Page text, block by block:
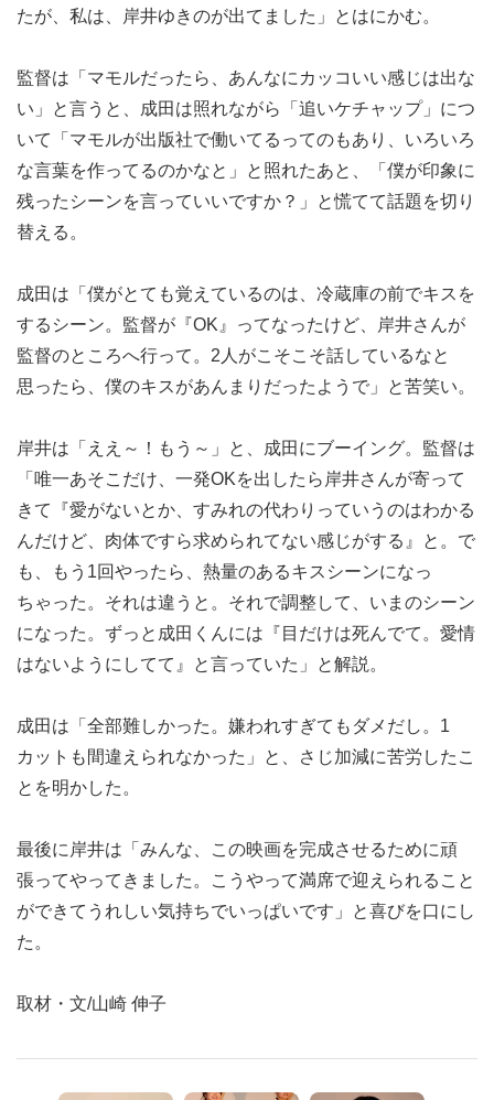
たが、私は、岸井ゆきのが出てました」とはにかむ。
監督は「マモルだったら、あんなにカッコいい感じは出な
い」と言うと、成田は照れながら「追いケチャップ」につ
いて「マモルが出版社で働いてるってのもあり、いろいろ
な言葉を作ってるのかなと」と照れたあと、「僕が印象に
残ったシーンを言っていいですか？」と慌てて話題を切り
替える。
成田は「僕がとても覚えているのは、冷蔵庫の前でキスを
するシーン。監督が『OK』ってなったけど、岸井さんが
監督のところへ行って。2人がこそこそ話しているなと
思ったら、僕のキスがあんまりだったようで」と苦笑い。
岸井は「ええ～！もう～」と、成田にブーイング。監督は
「唯一あそこだけ、一発OKを出したら岸井さんが寄って
きて『愛がないとか、すみれの代わりっていうのはわかる
んだけど、肉体ですら求められてない感じがする』と。で
も、もう1回やったら、熱量のあるキスシーンになっ
ちゃった。それは違うと。それで調整して、いまのシーン
になった。ずっと成田くんには『目だけは死んでて。愛情
はないようにしてて』と言っていた」と解説。
成田は「全部難しかった。嫌われすぎてもダメだし。1
カットも間違えられなかった」と、さじ加減に苦労したこ
とを明かした。
最後に岸井は「みんな、この映画を完成させるために頑
張ってやってきました。こうやって満席で迎えられること
ができてうれしい気持ちでいっぱいです」と喜びを口にし
た。
取材・文/山崎 伸子